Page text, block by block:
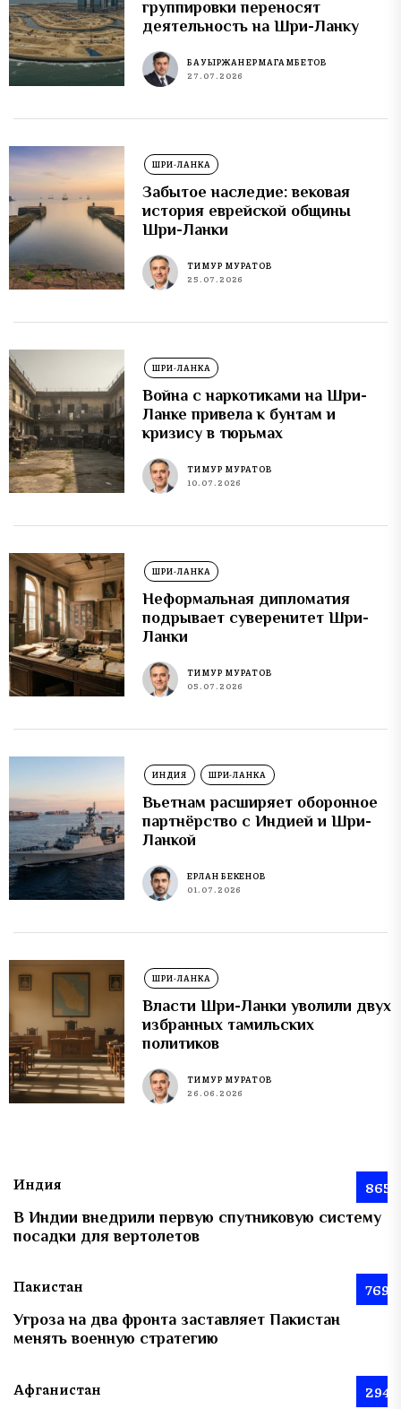
группировки переносят
деятельность на Шри-Ланку
БАУЫРЖАН ЕРМАГАМБЕТОВ
27.07.2026
ШРИ-ЛАНКА
Забытое наследие: вековая
история еврейской общины
Шри-Ланки
ТИМУР МУРАТОВ
25.07.2026
ШРИ-ЛАНКА
Война с наркотиками на Шри-
Ланке привела к бунтам и
кризису в тюрьмах
ТИМУР МУРАТОВ
10.07.2026
ШРИ-ЛАНКА
Неформальная дипломатия
подрывает суверенитет Шри-
Ланки
ТИМУР МУРАТОВ
05.07.2026
ИНДИЯ ШРИ-ЛАНКА
Вьетнам расширяет оборонное
партнёрство с Индией и Шри-
Ланкой
ЕРЛАН БЕКЕНОВ
01.07.2026
ШРИ-ЛАНКА
Власти Шри-Ланки уволили двух
избранных тамильских
политиков
ТИМУР МУРАТОВ
26.06.2026
Индия 865
В Индии внедрили первую спутниковую систему
посадки для вертолетов
Пакистан 769
Угроза на два фронта заставляет Пакистан
менять военную стратегию
Афганистан 294